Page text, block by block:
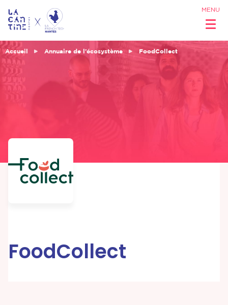
MENU
Qui sommes
Réseau &
Opportunités
Partenariats &
Accueil Annuaire de l’écosystème FoodCollect
FoodCollect